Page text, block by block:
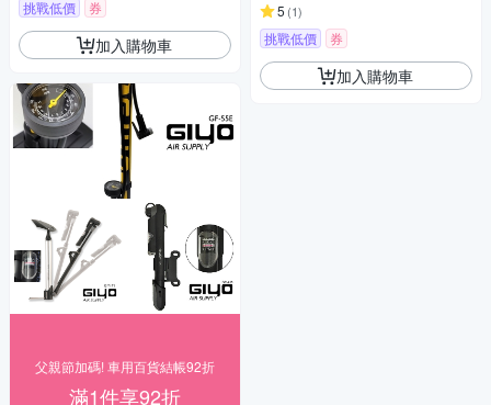
挑戰低價
券
加入購物車
父親節加碼! 車用百貨結帳92折
滿1件享92折
5 (1)
挑戰低價 券
加入購物車